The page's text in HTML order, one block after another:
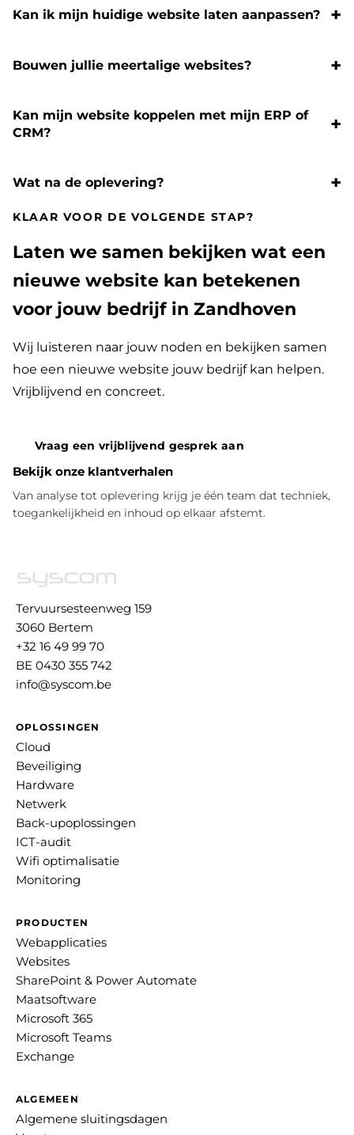
Kan ik mijn huidige website laten aanpassen?
Bouwen jullie meertalige websites?
Kan mijn website koppelen met mijn ERP of
CRM?
Wat na de oplevering?
KLAAR VOOR DE VOLGENDE STAP?
Laten we samen bekijken wat een
nieuwe website kan betekenen
voor jouw bedrijf in Zandhoven
Wij luisteren naar jouw noden en bekijken samen
hoe een nieuwe website jouw bedrijf kan helpen.
Vrijblijvend en concreet.
Vraag een vrijblijvend gesprek aan
Bekijk onze klantverhalen
Van analyse tot oplevering krijg je één team dat techniek,
toegankelijkheid en inhoud op elkaar afstemt.
Tervuursesteenweg 159
3060 Bertem
+32 16 49 99 70
BE 0430 355 742
info@syscom.be
OPLOSSINGEN
Cloud
Beveiliging
Hardware
Netwerk
Back-upoplossingen
ICT-audit
Wifi optimalisatie
Monitoring
PRODUCTEN
Webapplicaties
Websites
SharePoint & Power Automate
Maatsoftware
Microsoft 365
Microsoft Teams
Exchange
ALGEMEEN
Algemene sluitingsdagen